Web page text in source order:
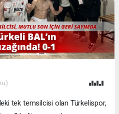
tek temsilcisi olan Türkelispor,